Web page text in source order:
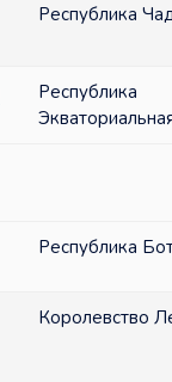
Республика
Республика
Республика
Королевство